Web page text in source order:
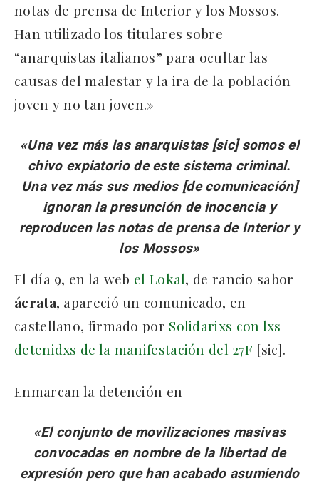
notas de prensa de Interior y los Mossos.
Han utilizado los titulares sobre
“anarquistas italianos” para ocultar las
causas del malestar y la ira de la población
joven y no tan joven.»
«Una vez más las anarquistas [sic] somos el
chivo expiatorio de este sistema criminal.
Una vez más sus medios [de comunicación]
ignoran la presunción de inocencia y
reproducen las notas de prensa de Interior y
los Mossos»
El día 9, en la web el Lokal, de rancio sabor
ácrata, apareció un comunicado, en
castellano, firmado por Solidarixs con lxs
detenidxs de la manifestación del 27F [sic].
Enmarcan la detención en
«El conjunto de movilizaciones masivas
convocadas en nombre de la libertad de
expresión pero que han acabado asumiendo